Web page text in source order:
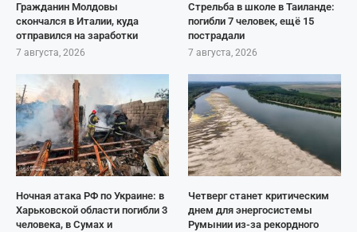
Гражданин Молдовы
скончался в Италии, куда
отправился на заработки
7 августа, 2026
Стрельба в школе в Таиланде:
погибли 7 человек, ещё 15
пострадали
7 августа, 2026
Ночная атака РФ по Украине: в
Харьковской области погибли 3
человека, в Сумах и
Четверг станет критическим
днем для энергосистемы
Румынии из-за рекордного